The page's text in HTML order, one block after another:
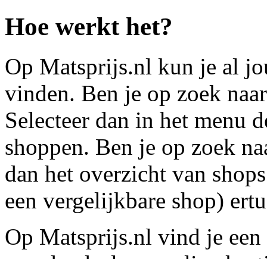
Hoe werkt het?
Op Matsprijs.nl kun je al
vinden. Ben je op zoek
Selecteer dan in het menu
shoppen. Ben je op zoek
dan het overzicht van
een vergelijkbare shop)
Op Matsprijs.nl vind je